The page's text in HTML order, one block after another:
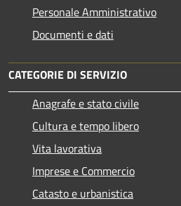
Personale Amministrativo
Documenti e dati
CATEGORIE DI SERVIZIO
Anagrafe e stato civile
Cultura e tempo libero
Vita lavorativa
Imprese e Commercio
Catasto e urbanistica